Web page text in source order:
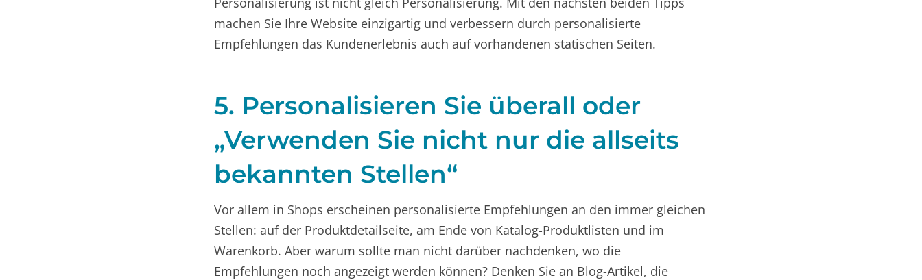
machen Sie Ihre Website einzigartig und verbessern durch personalisierte
Empfehlungen das Kundenerlebnis auch auf vorhandenen statischen Seiten.
5. Personalisieren Sie überall oder
„Verwenden Sie nicht nur die allseits
bekannten Stellen“
Vor allem in Shops erscheinen personalisierte Empfehlungen an den immer gleichen
Stellen: auf der Produktdetailseite, am Ende von Katalog-Produktlisten und im
Warenkorb. Aber warum sollte man nicht darüber nachdenken, wo die
Empfehlungen noch angezeigt werden können? Denken Sie an Blog-Artikel, die